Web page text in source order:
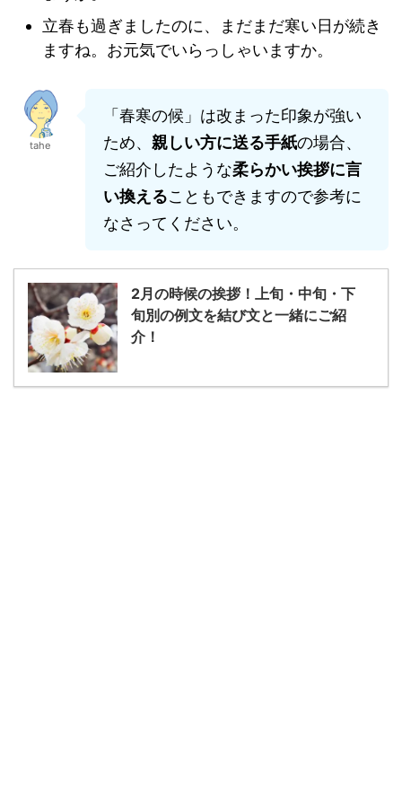
立春も過ぎましたのに、まだまだ寒い日が続き
ますね。お元気でいらっしゃいますか。
tahe
「春寒の候」は改まった印象が強い
ため、 親しい方に送る手紙の場合、
ご紹介したような柔らかい挨拶に言
い換えることもできますので参考に
なさってください。
2月の時候の挨拶！上旬・中旬・下
旬別の例文を結び文と一緒にご紹
介！